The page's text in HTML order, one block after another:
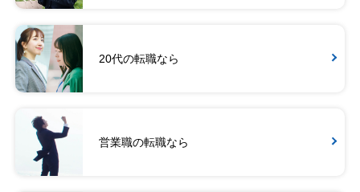
20代の転職なら
営業職の転職なら